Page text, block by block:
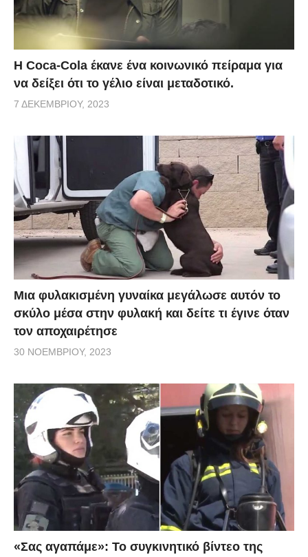
Η Coca-Cola έκανε ένα κοινωνικό πείραμα για
να δείξει ότι το γέλιο είναι μεταδοτικό.
7 ΔΕΚΕΜΒΡΊΟΥ, 2023
Μια φυλακισμένη γυναίκα μεγάλωσε αυτόν το
σκύλο μέσα στην φυλακή και δείτε τι έγινε όταν
τον αποχαιρέτησε
30 ΝΟΕΜΒΡΊΟΥ, 2023
«Σας αγαπάμε»: Το συγκινητικό βίντεο της